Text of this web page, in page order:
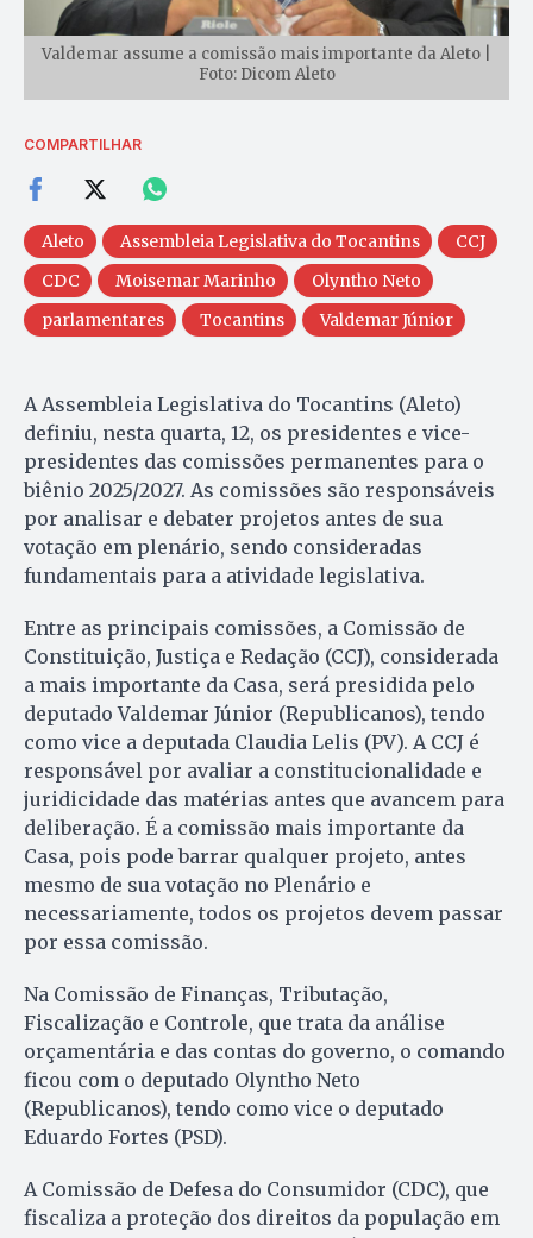
Valdemar assume a comissão mais importante da Aleto |
Foto: Dicom Aleto
COMPARTILHAR
Aleto Assembleia Legislativa do Tocantins
CCJ
CDC
Moisemar Marinho
Olyntho Neto
parlamentares
Tocantins Valdemar Júnior
A Assembleia Legislativa do Tocantins (Aleto)
definiu, nesta quarta, 12, os presidentes e vice-
presidentes das comissões permanentes para o
biênio 2025/2027. As comissões são responsáveis
por analisar e debater projetos antes de sua
votação em plenário, sendo consideradas
fundamentais para a atividade legislativa.
Entre as principais comissões, a Comissão de
Constituição, Justiça e Redação (CCJ), considerada
a mais importante da Casa, será presidida pelo
deputado Valdemar Júnior (Republicanos), tendo
como vice a deputada Claudia Lelis (PV). A CCJ é
responsável por avaliar a constitucionalidade e
juridicidade das matérias antes que avancem para
deliberação. É a comissão mais importante da
Casa, pois pode barrar qualquer projeto, antes
mesmo de sua votação no Plenário e
necessariamente, todos os projetos devem passar
por essa comissão.
Na Comissão de Finanças, Tributação,
Fiscalização e Controle, que trata da análise
orçamentária e das contas do governo, o comando
ficou com o deputado Olyntho Neto
(Republicanos), tendo como vice o deputado
Eduardo Fortes (PSD).
A Comissão de Defesa do Consumidor (CDC), que
fiscaliza a proteção dos direitos da população em